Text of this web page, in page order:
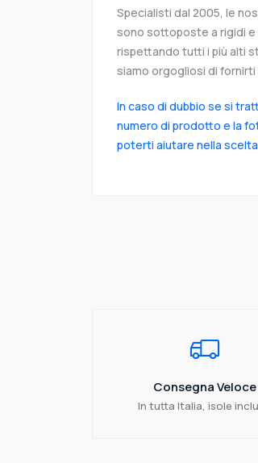
Specialisti dal 2005, le
sono sottoposte a rigidi
rispettando tutti i più alti
siamo orgogliosi di fornirti
In caso di dubbio se si
numero di prodotto e la
poterti aiutare nella
Consegna Veloce
In tutta Italia, isole